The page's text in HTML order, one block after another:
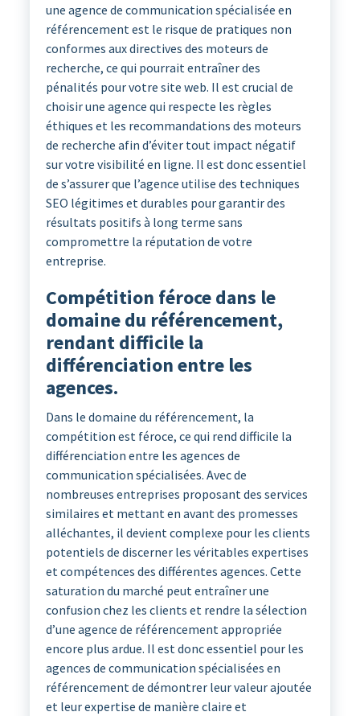
une agence de communication spécialisée en
référencement est le risque de pratiques non
conformes aux directives des moteurs de
recherche, ce qui pourrait entraîner des
pénalités pour votre site web. Il est crucial de
choisir une agence qui respecte les règles
éthiques et les recommandations des moteurs
de recherche afin d’éviter tout impact négatif
sur votre visibilité en ligne. Il est donc essentiel
de s’assurer que l’agence utilise des techniques
SEO légitimes et durables pour garantir des
résultats positifs à long terme sans
compromettre la réputation de votre
entreprise.
Compétition féroce dans le
domaine du référencement,
rendant difficile la
différenciation entre les
agences.
Dans le domaine du référencement, la
compétition est féroce, ce qui rend difficile la
différenciation entre les agences de
communication spécialisées. Avec de
nombreuses entreprises proposant des services
similaires et mettant en avant des promesses
alléchantes, il devient complexe pour les clients
potentiels de discerner les véritables expertises
et compétences des différentes agences. Cette
saturation du marché peut entraîner une
confusion chez les clients et rendre la sélection
d’une agence de référencement appropriée
encore plus ardue. Il est donc essentiel pour les
agences de communication spécialisées en
référencement de démontrer leur valeur ajoutée
et leur expertise de manière claire et